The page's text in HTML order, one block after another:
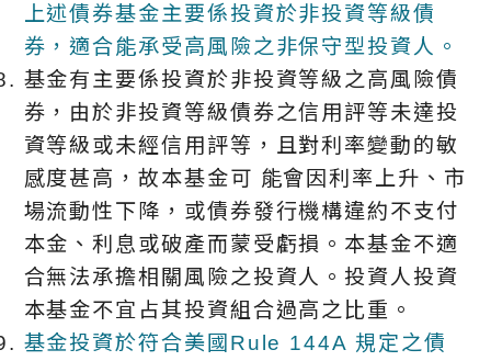
上述債券基金主要係投資於非投資等級債
券，適合能承受高風險之非保守型投資人。
基金有主要係投資於非投資等級之高風險債
券，由於非投資等級債券之信用評等未達投
資等級或未經信用評等，且對利率變動的敏
感度甚高，故本基金可 能會因利率上升、市
場流動性下降，或債券發行機構違約不支付
本金、利息或破產而蒙受虧損。本基金不適
合無法承擔相關風險之投資人。投資人投資
本基金不宜占其投資組合過高之比重。
基金投資於符合美國Rule 144A 規定之債